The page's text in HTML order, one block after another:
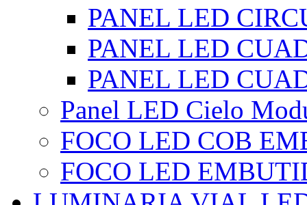
PANEL LED
PANEL LED
PANEL LED
Panel LED Cielo
FOCO LED COB
FOCO LED